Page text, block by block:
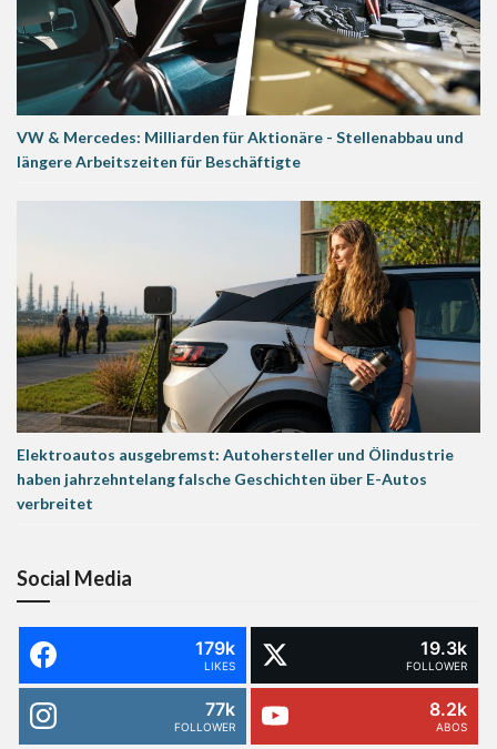
VW & Mercedes: Milliarden für Aktionäre - Stellenabbau und
längere Arbeitszeiten für Beschäftigte
Elektroautos ausgebremst: Autohersteller und Ölindustrie
haben jahrzehntelang falsche Geschichten über E-Autos
verbreitet
Social Media
179k
LIKES
19.3k
FOLLOWER
77k
FOLLOWER
8.2k
ABOS